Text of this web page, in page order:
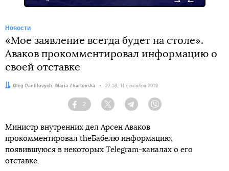
Новости
«Мое заявление всегда будет на столе».
Аваков прокомментировал информацию о
своей отставке
Авторы:
Oleg Panfilovych , Maria Zhartovska Дата:
22:53, 11 сентября 2019
Facebook
2
Twitter TelegramViber
Министр внутренних дел Арсен Аваков
прокомментировал theБабелю информацию,
появившуюся в некоторых Telegram-каналах о его
отставке.